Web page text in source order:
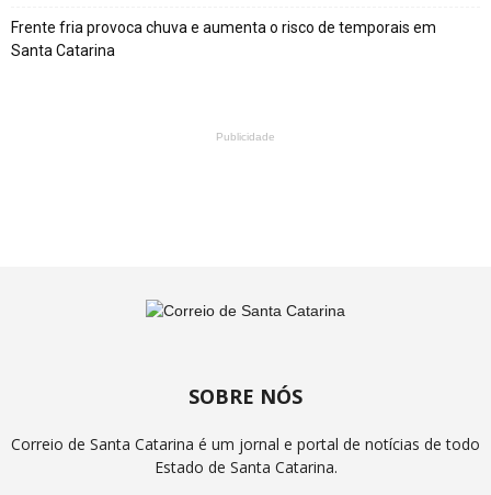
Frente fria provoca chuva e aumenta o risco de temporais em
Santa Catarina
Publicidade
SOBRE NÓS
Correio de Santa Catarina é um jornal e portal de notícias de todo
Estado de Santa Catarina.